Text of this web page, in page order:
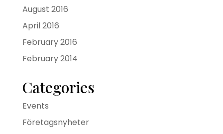
August 2016
April 2016
February 2016
February 2014
Categories
Events
Företagsnyheter